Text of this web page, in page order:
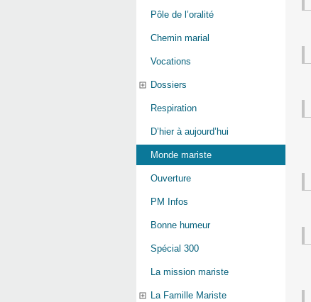
Pôle de l’oralité
Chemin marial
Vocations
Dossiers
Respiration
D’hier à aujourd’hui
Monde mariste
Ouverture
PM Infos
Bonne humeur
Spécial 300
La mission mariste
La Famille Mariste